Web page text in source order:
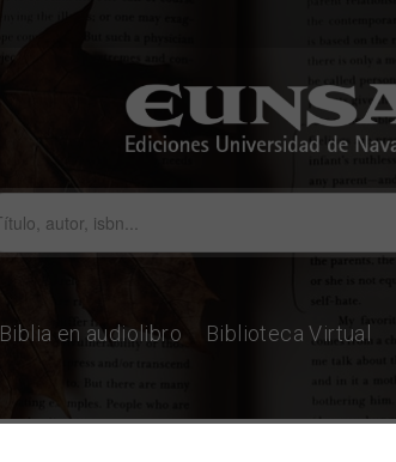
Biblia en audiolibro Biblioteca Virtual